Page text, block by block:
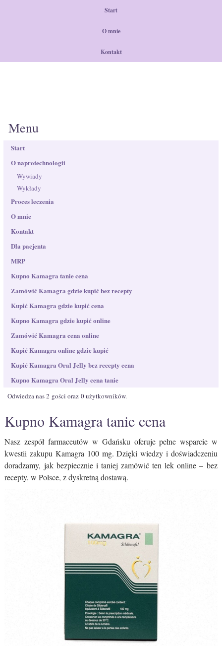
Start
O mnie
Kontakt
Menu
Start
O naprotechnologii
Wywiady
Wykłady
Proces leczenia
O mnie
Kontakt
Dla pacjenta
MRP
Kupno Kamagra tanie cena
Zamówić Kamagra gdzie kupić bez recepty
Kupić Kamagra gdzie kupić cena
Kupno Kamagra gdzie kupić online
Zamówić Kamagra cena online
Kupić Kamagra online gdzie kupić
Kupić Kamagra Oral Jelly bez recepty cena
Kupno Kamagra Oral Jelly cena tanie
Odwiedza nas 2 gości oraz 0 użytkowników.
Kupno Kamagra tanie cena
Nasz zespół farmaceutów w Gdańsku oferuje pełne wsparcie w
kwestii zakupu Kamagra 100 mg. Dzięki wiedzy i doświadczeniu
doradzamy, jak bezpiecznie i taniej zamówić ten lek online – bez
recepty, w Polsce, z dyskretną dostawą.